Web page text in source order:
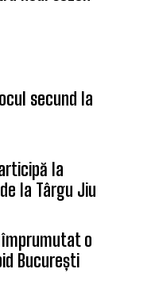
noul sezon
secund la
la
la Târgu Jiu